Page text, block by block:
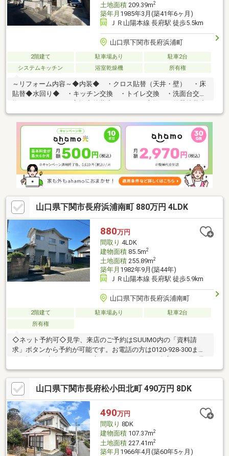
土地面積209.39m2
築年月 1985年3月(築41年6ヶ月)
ＪＲ山陽本線 長府駅 徒歩5.5km
山口県下関市長府浜浦町
2階建て 駐車場あり
駐車2台
システムキッチン
浴室乾燥機 所有権
～リフォーム内容～◆内装◆ ・クロス貼替（天井・壁） ・床
貼替◆水回り◆ ・キッチン交換 ・トイレ交換 ・洗面台交
白蟻防蟻工事◆ ・施工渡し詳細はお問合せ下さい♪お気軽にお
問合せ下さい♪その他物件や住宅ローンのご相談も承っております
♪お家に関するご相談はリプラス【0120-920-688】まで♪ご連絡お
待ちしております♪
山口県下関市長府浜浦南町 880万円 4LDK
880万円
間取り 4LDK
建物面積85.5m2
土地面積255.89m2
築年月 1982年9月(築44年)
ＪＲ山陽本線 長府駅 徒歩5.9km
山口県下関市長府浜浦南町
2階建て 駐車場あり
駐車2台
所有権
◇ネット予約可◇見学、来店のご予約はSUUMO内の「資料請
求」ボタンから予約が可能です。お電話の方は0120-928-300まで
学・ご相談も承っております。◇現地見学の見どころ◇・収納の
位置や陽当たりを現地でお確かめください・スマートフォンやデ
ジカメで物件を撮影いただくことも可能です【どんなことでもご
相談ください！】・家を買うにはどのくらいの期間と費用がかか
るのかしら？・マンションと戸建はどちらがいいの？新築、それ
ともリフォーム済み物件？・他にも借入があるけど、住宅ローン
が組めるか不安だわ… 等々
山口県下関市長府松小田北町 490万円 8DK
490万円
間取り 8DK
建物面積107.37m2
土地面積227.41m2
築年月 1966年4月(築60年5ヶ月)